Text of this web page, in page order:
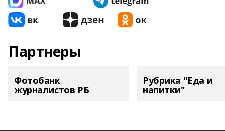
Партнеры
Фотобанк
журналистов РБ
Рубрика "Еда и
напитки"